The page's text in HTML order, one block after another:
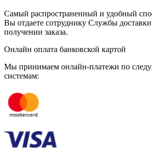
Самый распространенный и удобный
Вы отдаете сотруднику Службы
получении заказа.
Онлайн оплата банковской картой
Мы принимаем онлайн-платежи по
системам: